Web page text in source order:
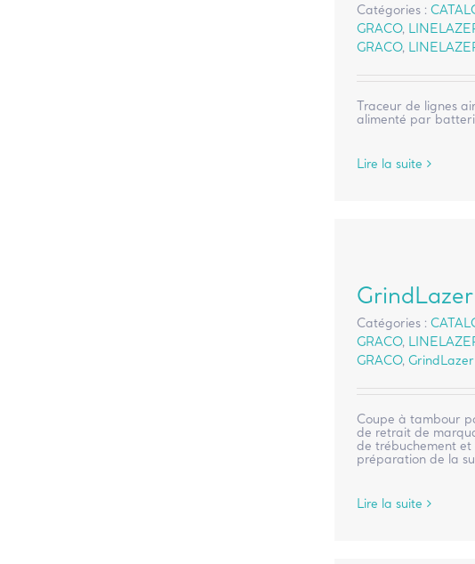
Catégories :
GRACO,
GRACO,
Traceur de lignes
alimenté par
Lire la suite
Catégories :
GRACO,
GRACO,GrindLazer
Coupe à tambour
de retrait de
de trébuchement et
préparation de la
Lire la suite